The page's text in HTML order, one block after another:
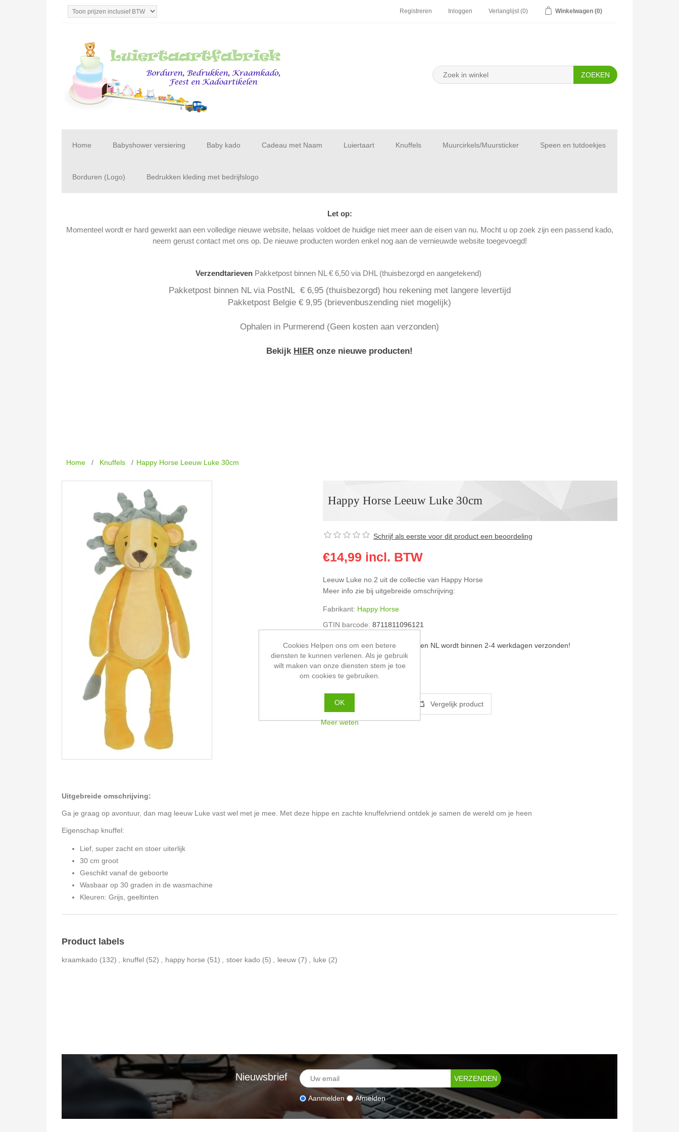
Registreren Inloggen Verlanglijst (0) Winkelwagen (0)
Home Babyshower versiering Baby kado Cadeau met Naam Luiertaart Knuffels Muurcirkels/Muursticker Speen en tutdoekjes
Borduren (Logo) Bedrukken kleding met bedrijfslogo
Let op:
Momenteel wordt er hard gewerkt aan een volledige nieuwe website, helaas voldoet de huidige niet meer aan de eisen van nu. Mocht u op zoek zijn een passend kado,
neem gerust contact met ons op. De nieuwe producten worden enkel nog aan de vernieuwde website toegevoegd!
Verzendtarieven Pakketpost binnen NL € 6,50 via DHL (thuisbezorgd en aangetekend)
Pakketpost binnen NL via PostNL € 6,95 (thuisbezorgd) hou rekening met langere levertijd
Pakketpost Belgie € 9,95 (brievenbuszending niet mogelijk)
Ophalen in Purmerend (Geen kosten aan verzonden)
Bekijk HIER onze nieuwe producten!
Home / Knuffels / Happy Horse Leeuw Luke 30cm
Happy Horse Leeuw Luke 30cm
Schrijf als eerste voor dit product een beoordeling
€14,99 incl. BTW
Leeuw Luke no.2 uit de collectie van Happy Horse
Meer info zie bij uitgebreide omschrijving:
Fabrikant: Happy Horse
GTIN barcode: 8711811096121
Afleverdatum: Pakketpost binnen NL wordt binnen 2-4 werkdagen verzonden!
Uitgebreide omschrijving:
Ga je graag op avontuur, dan mag leeuw Luke vast wel met je mee. Met deze hippe en zachte knuffelvriend ontdek je samen de wereld om je heen
Eigenschap knuffel:
Lief, super zacht en stoer uiterlijk
30 cm groot
Geschikt vanaf de geboorte
Wasbaar op 30 graden in de wasmachine
Kleuren: Grijs, geeltinten
Product labels
kraamkado (132) knuffel (52) happy horse (51) stoer kado (5) leeuw (7) luke (2)
Nieuwsbrief
Aanmelden Afmelden
Cookies Helpen ons om een betere
diensten te kunnen verlenen. Als je gebruik
wilt maken van onze diensten stem je toe
om cookies te gebruiken.
OK
Meer weten